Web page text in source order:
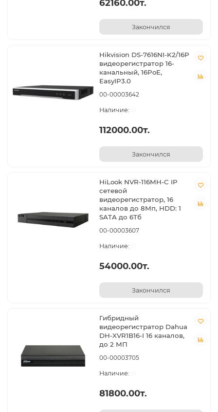
62160.00т.
Закончился
Hikvision DS-7616NI-K2/16P
видеорегистратор 16-
канальный, 16PoE,
EasyIP3.0
00-00003642
112000.00т.
Закончился
HiLook NVR-116MH-C IP
сетевой
видеорегистратор, 16
каналов до 8Мп, HDD: 1
SATA до 6Тб
00-00003607
54000.00т.
Закончился
Гибридный
видеорегистратор Dahua
DH-XVR1B16-I 16 каналов,
до 2 МП
00-00003705
81800.00т.